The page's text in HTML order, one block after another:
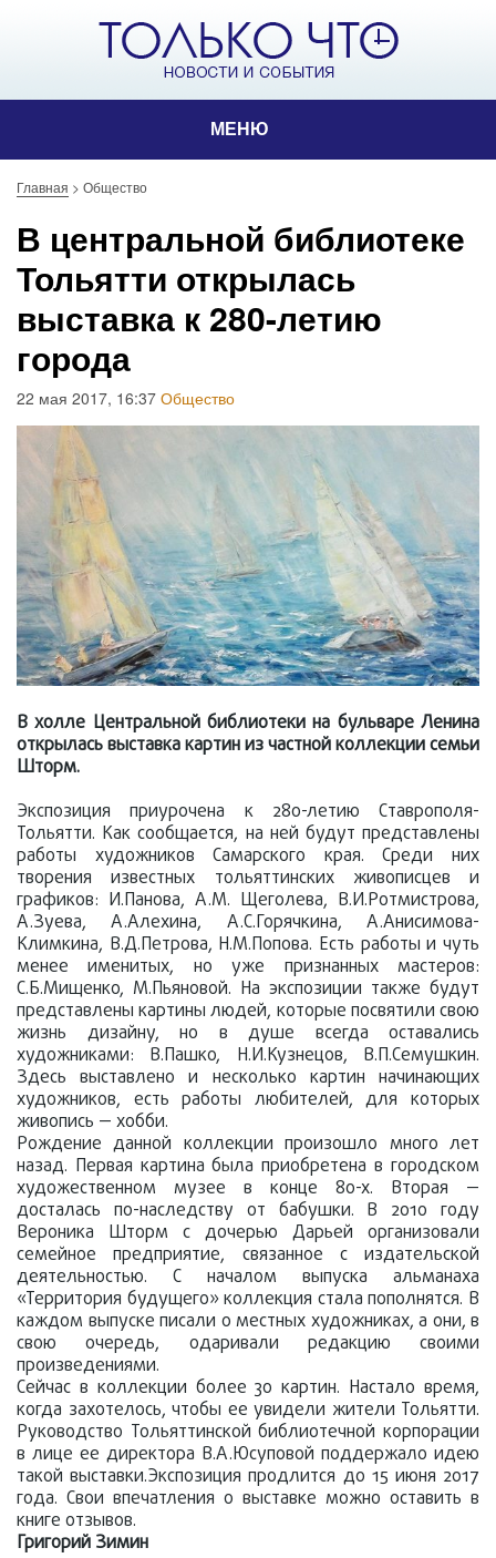
МЕНЮ
Главная > Общество
В центральной библиотеке
Тольятти открылась
выставка к 280-летию
города
22 мая 2017, 16:37 Общество
В холле Центральной библиотеки на бульваре Ленина
открылась выставка картин из частной коллекции семьи
Шторм.
Экспозиция приурочена к 280-летию Ставрополя-
Тольятти. Как сообщается, на ней будут представлены
работы художников Самарского края. Среди них
творения известных тольяттинских живописцев и
графиков: И.Панова, А.М. Щеголева, В.И.Ротмистрова,
А.Зуева, А.Алехина, А.С.Горячкина, А.Анисимова-
Климкина, В.Д.Петрова, Н.М.Попова. Есть работы и чуть
менее именитых, но уже признанных мастеров:
С.Б.Мищенко, М.Пьяновой. На экспозиции также будут
представлены картины людей, которые посвятили свою
жизнь дизайну, но в душе всегда оставались
художниками: В.Пашко, Н.И.Кузнецов, В.П.Семушкин.
Здесь выставлено и несколько картин начинающих
художников, есть работы любителей, для которых
живопись — хобби.
Рождение данной коллекции произошло много лет
назад. Первая картина была приобретена в городском
художественном музее в конце 80-х. Вторая —
досталась по-наследству от бабушки. В 2010 году
Вероника Шторм с дочерью Дарьей организовали
семейное предприятие, связанное с издательской
деятельностью. С началом выпуска альманаха
«Территория будущего» коллекция стала пополнятся. В
каждом выпуске писали о местных художниках, а они, в
свою очередь, одаривали редакцию своими
произведениями.
Сейчас в коллекции более 30 картин. Настало время,
когда захотелось, чтобы ее увидели жители Тольятти.
Руководство Тольяттинской библиотечной корпорации
в лице ее директора В.А.Юсуповой поддержало идею
такой выставки.Экспозиция продлится до 15 июня 2017
года. Свои впечатления о выставке можно оставить в
книге отзывов.
Григорий Зимин